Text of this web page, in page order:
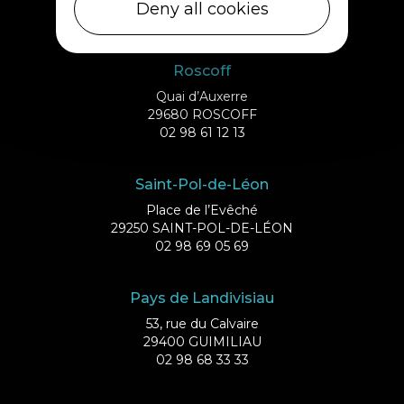
02 98 61 75 70
Roscoff
Quai d’Auxerre
29680 ROSCOFF
02 98 61 12 13
Saint-Pol-de-Léon
Place de l’Evêché
29250 SAINT-POL-DE-LÉON
02 98 69 05 69
Pays de Landivisiau
53, rue du Calvaire
29400 GUIMILIAU
02 98 68 33 33
Deny all cookies